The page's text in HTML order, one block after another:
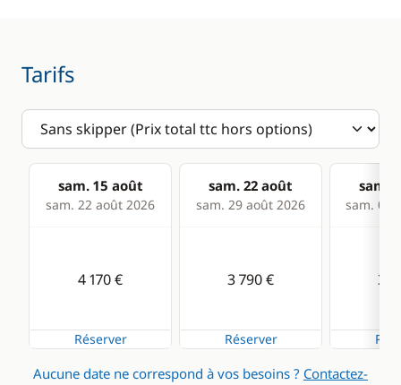
Lecteur de cartes
Pilote automatique
Guide & cartes
Cuisine
Congélateur
Confort
Chauffage
Tarifs
sam. 15 août
sam. 22 août 2026
sam. 22 août
sam. 29 août 2026
sam.
sam. 05
4 170 €
Réserver
3 790 €
Réserver
3
Aucune date ne correspond à vos besoins ? Contactez-